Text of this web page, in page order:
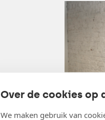
Over de cookies op
We maken gebruik van